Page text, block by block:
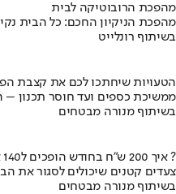
מהפכת הרובוטיקה לבית
מהפכת הניקיון החכם: כל הבית
בשיתוף רונלייט
הטעויות שיחתכו לכם את קצבת
ממשיכת כספים ועד חוסר תכנון –
בשיתוף מנורה מבטחים
איך 200 ש"ח בחודש הופכים ל140 אלף ?
צעדים קטנים שיכולים לסגור את
בשיתוף מנורה מבטחים